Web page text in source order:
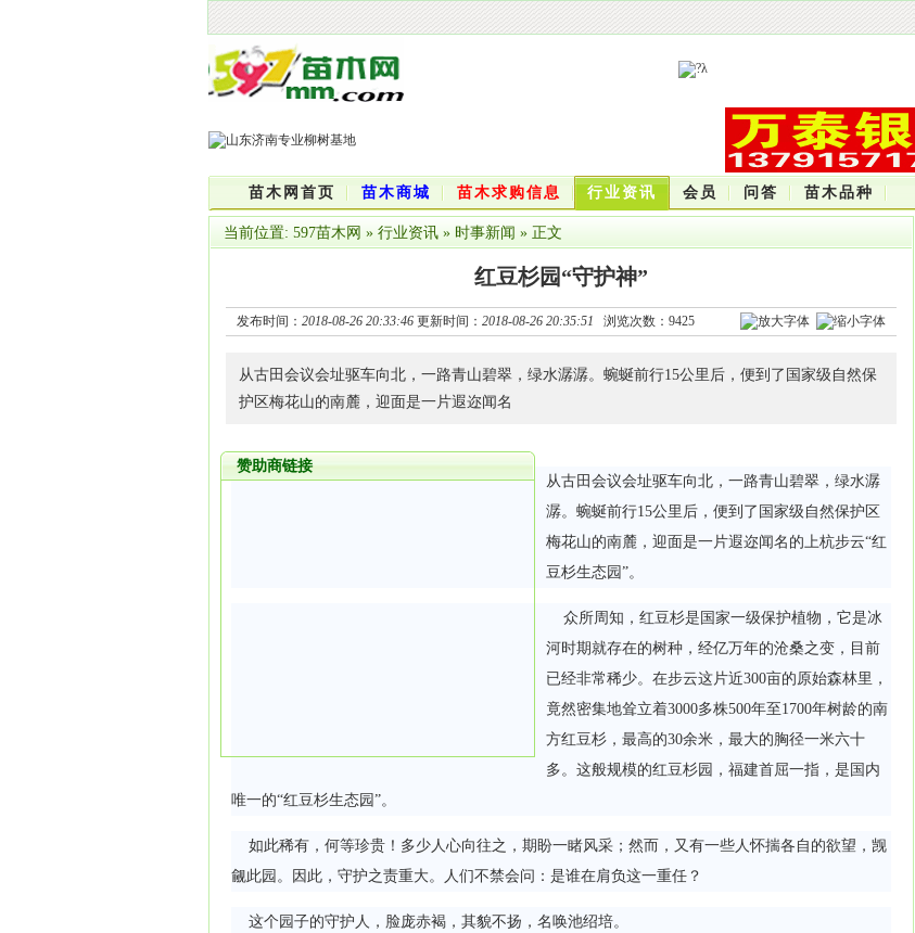
苗木网首页 苗木商城 苗木求购信息 行业资讯 会员 问答 苗木品种
当前位置: 597苗木网 » 行业资讯 » 时事新闻 » 正文
红豆杉园“守护神”
发布时间： 2018-08-26 20:33:46 更新时间： 2018-08-26 20:35:51 浏览次数： 9425
从古田会议会址驱车向北，一路青山碧翠，绿水潺潺。蜿蜒前行15公里后，便到了国家级自然保
护区梅花山的南麓，迎面是一片遐迩闻名
赞助商链接
从古田会议会址驱车向北，一路青山碧翠，绿水潺
潺。蜿蜒前行15公里后，便到了国家级自然保护区
梅花山的南麓，迎面是一片遐迩闻名的上杭步云“红
豆杉生态园”。
众所周知，红豆杉是国家一级保护植物，它是冰
河时期就存在的树种，经亿万年的沧桑之变，目前
已经非常稀少。在步云这片近300亩的原始森林里，
竟然密集地耸立着3000多株500年至1700年树龄的南
方红豆杉，最高的30余米，最大的胸径一米六十
多。这般规模的红豆杉园，福建首屈一指，是国内
唯一的“红豆杉生态园”。
如此稀有，何等珍贵！多少人心向往之，期盼一睹风采；然而，又有一些人怀揣各自的欲望，觊
觎此园。因此，守护之责重大。人们不禁会问：是谁在肩负这一重任？
这个园子的守护人，脸庞赤褐，其貌不扬，名唤池绍培。